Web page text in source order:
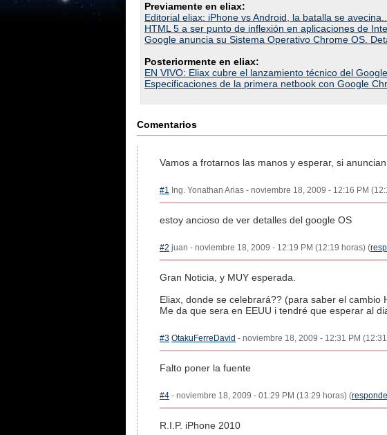
Previamente en eliax:
Editorial eliax: iPhone vs Android, la batalla se avecina...
HTML 5 a ser punto de inflexión en aplicaciones de
Google anuncia su Sistema Operativo Chrome OS.
Posteriormente en eliax:
EN VIVO: Eliax cubre el lanzamiento técnico del
Especificaciones de la primera netbook con Google
Comentarios
Vamos a frotarnos las manos y esperar, si
#1 Ing. Yonathan Arias - noviembre 18, 2009 - 12:16 PM
estoy ancioso de ver detalles del google OS
#2 juan - noviembre 18, 2009 - 12:19 PM (12:19 horas) (
Gran Noticia, y MUY esperada.
Eliax, donde se celebrará?? (para saber el cambio
Me da que sera en EEUU i tendré que esperar al
#3 OtakuFerreDavid - noviembre 18, 2009 - 12:31 PM
Falto poner la fuente
#4 - noviembre 18, 2009 - 01:29 PM (13:29 horas) (
R.I.P. iPhone 2010